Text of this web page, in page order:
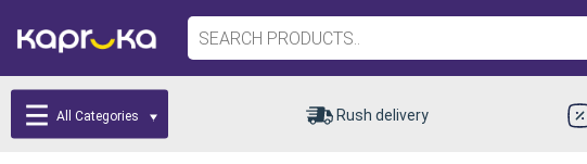
All Categories Rush delivery